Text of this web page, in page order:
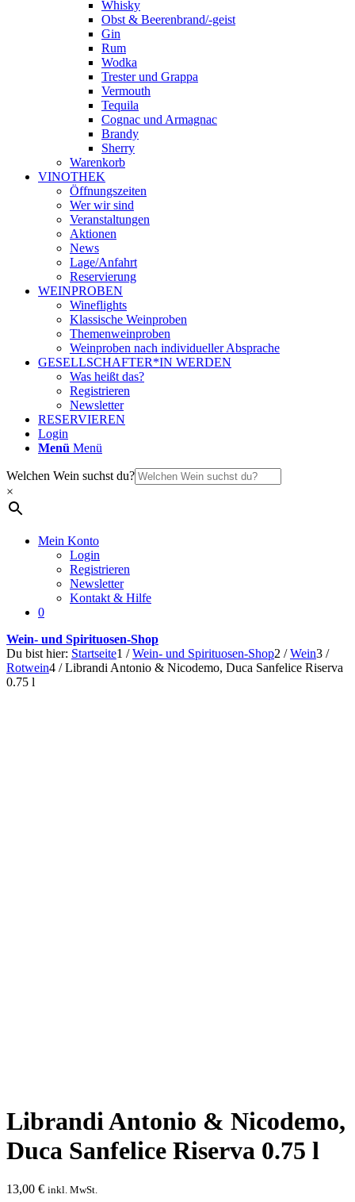
Whisky
Obst & Beerenbrand/-geist
Gin
Rum
Wodka
Trester und Grappa
Vermouth
Tequila
Cognac und Armagnac
Brandy
Sherry
Warenkorb
VINOTHEK
Öffnungszeiten
Wer wir sind
Veranstaltungen
Aktionen
News
Lage/Anfahrt
Reservierung
WEINPROBEN
Wineflights
Klassische Weinproben
Themenweinproben
Weinproben nach individueller Absprache
GESELLSCHAFTER*IN WERDEN
Was heißt das?
Registrieren
Newsletter
RESERVIEREN
Login
Menü Menü
Welchen Wein suchst du?
×
Mein Konto
Login
Registrieren
Newsletter
Kontakt & Hilfe
0
Wein- und Spirituosen-Shop
Du bist hier: Startseite1 / Wein- und Spirituosen-Shop2 / Wein3 /
Rotwein4 / Librandi Antonio & Nicodemo, Duca Sanfelice Riserva
0.75 l
Librandi Antonio & Nicodemo,
Duca Sanfelice Riserva 0.75 l
13,00 € inkl. MwSt.